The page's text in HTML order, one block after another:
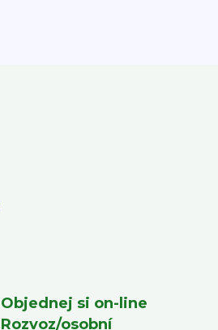
Objednej si on-line
Rozvoz/osobní